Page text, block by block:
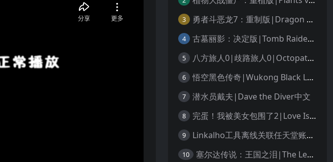
3 勇者斗恶龙7：重制版|Dragon Quest VII Reimagined中文
4 古墓丽影：决定版|Tomb Raider: Definitive Edition中文
5 八方旅人0|歧路旅人0|Octopath Traveler 0中文
6 悟空黑色传奇|Wukong Black Legend
7 潜水员戴夫|Dave the Diver中文
8 完蛋！我被美女包围了2|Love Is All Around 2中文
9 Linkalho工具离线关联任天堂账户教程
10 塞尔达传说：王国之泪|The Legend of Zelda: Tears of the Kingdom中文